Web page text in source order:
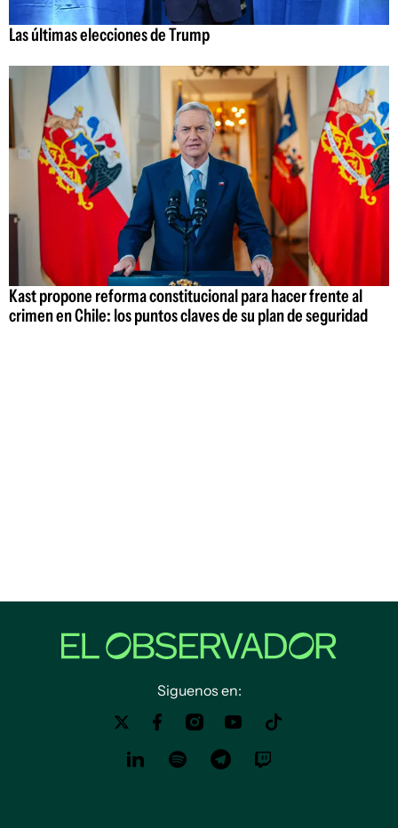
Las últimas elecciones de Trump
Kast propone reforma constitucional para hacer frente al
crimen en Chile: los puntos claves de su plan de seguridad
Siguenos en: